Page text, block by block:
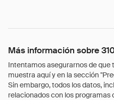
Más información sobre
Intentamos asegurarnos de que
muestra aquí y en la sección
Sin embargo, todos los datos,
relacionados con los programas